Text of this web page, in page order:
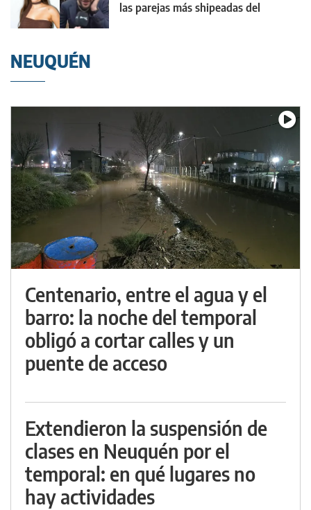
las parejas más shipeadas del
NEUQUÉN
Centenario, entre el agua y el
barro: la noche del temporal
obligó a cortar calles y un
puente de acceso
Extendieron la suspensión de
clases en Neuquén por el
temporal: en qué lugares no
hay actividades